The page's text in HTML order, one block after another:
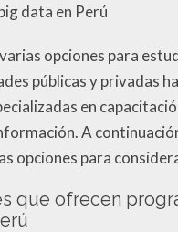
data en Perú
opciones para
públicas y privadas
en
A
opciones para
que ofrecen